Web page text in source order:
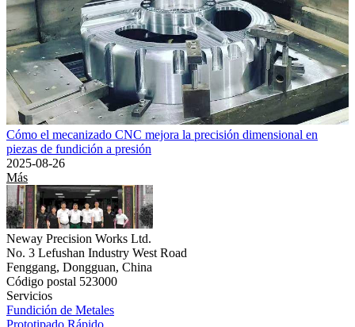
Cómo el mecanizado CNC mejora la precisión dimensional en
piezas de fundición a presión
2025-08-26
Más
Neway Precision Works Ltd.
No. 3 Lefushan Industry West Road
Fenggang, Dongguan, China
Código postal 523000
Servicios
Fundición de Metales
Prototipado Rápido